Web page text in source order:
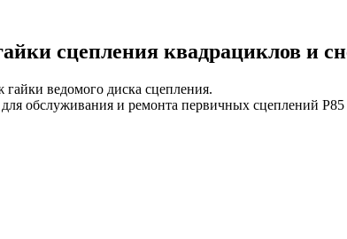
сцепления квадрациклов и
ведомого диска сцепления.
обслуживания и ремонта первичных сцеплений